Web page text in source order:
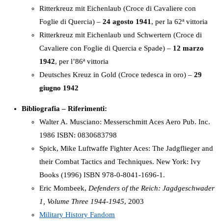
Ritterkreuz mit Eichenlaub (Croce di Cavaliere con
Foglie di Quercia) – 24 agosto 1941 , per la 62ª vittoria
Ritterkreuz mit Eichenlaub und Schwertern (Croce di
Cavaliere con Foglie di Quercia e Spade) – 12 marzo
1942, per l’86ª vittoria
Deutsches Kreuz in Gold (Croce tedesca in oro) – 29
giugno 1942
Bibliografia – Riferimenti:
Walter A. Musciano: Messerschmitt Aces Aero Pub. Inc.
1986 ISBN: 0830683798
Spick, Mike Luftwaffe Fighter Aces: The Jadgflieger and
their Combat Tactics and Techniques. New York: Ivy
Books (1996) ISBN 978-0-8041-1696-1.
Eric Mombeek, Defenders of the Reich: Jagdgeschwader
1, Volume Three 1944-1945, 2003
Military History Fandom